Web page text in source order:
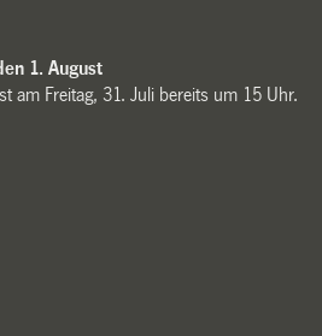
1. August
am Freitag, 31. Juli bereits um 15 Uhr.